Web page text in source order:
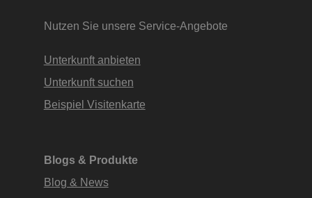
Nutzen Sie unsere Service-Angebote
Unterkunft anbieten
Unterkunft suchen
Beispiel Visitenkarte
Blogs & Produkte
Blog & News